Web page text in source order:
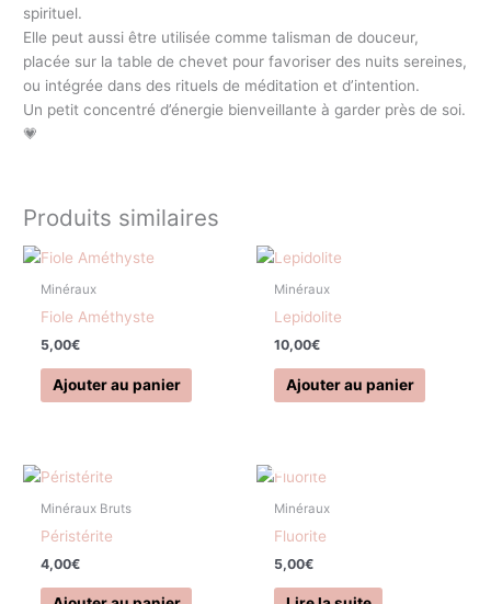
spirituel.
Elle peut aussi être utilisée comme talisman de douceur,
placée sur la table de chevet pour favoriser des nuits sereines,
ou intégrée dans des rituels de méditation et d’intention.
Un petit concentré d’énergie bienveillante à garder près de soi.
💗
Produits similaires
Minéraux
Fiole Améthyste
5,00€
Ajouter au panier
Minéraux
Lepidolite
10,00€
Ajouter au panier
Minéraux Bruts
Péristérite
4,00€
Minéraux
Fluorite
5,00€